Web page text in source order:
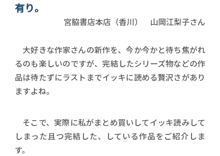
有り。
宮脇書店本店（香川） 山岡江梨子さん
大好きな作家さんの新作を、今か今かと待ち焦がれ
るのも楽しいのですが、完結したシリーズ物などの作
品は待たずにラストまでイッキに読める贅沢さがあり
ますよね。
そこで、実際に私がまとめ買いしてイッキ読みして
しまった且つ完結した、している作品をご紹介しま
す。